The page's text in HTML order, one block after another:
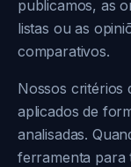
publicamos, as
listas ou as
comparativos.
Nossos critérios
aplicados de
analisadas.
ferramenta para